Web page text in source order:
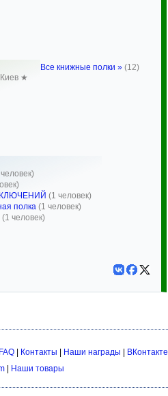
★
(1 человек)
полка (1 человек)
(1 человек)
Все книжные полки » (12)
FAQ| Контакты Наши награды
ВКонтакте
Наши товары